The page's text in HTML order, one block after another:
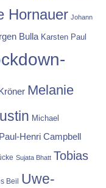
Hornauer Johann
Bulla Karsten Paul
Melanie
Michael
Paul-Henri Campbell
Sujata Bhatt Tobias
Beil Uwe-